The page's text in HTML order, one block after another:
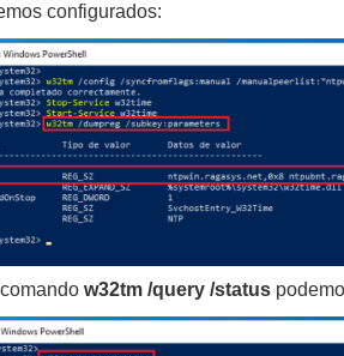
configurados:
w32tm /query /status